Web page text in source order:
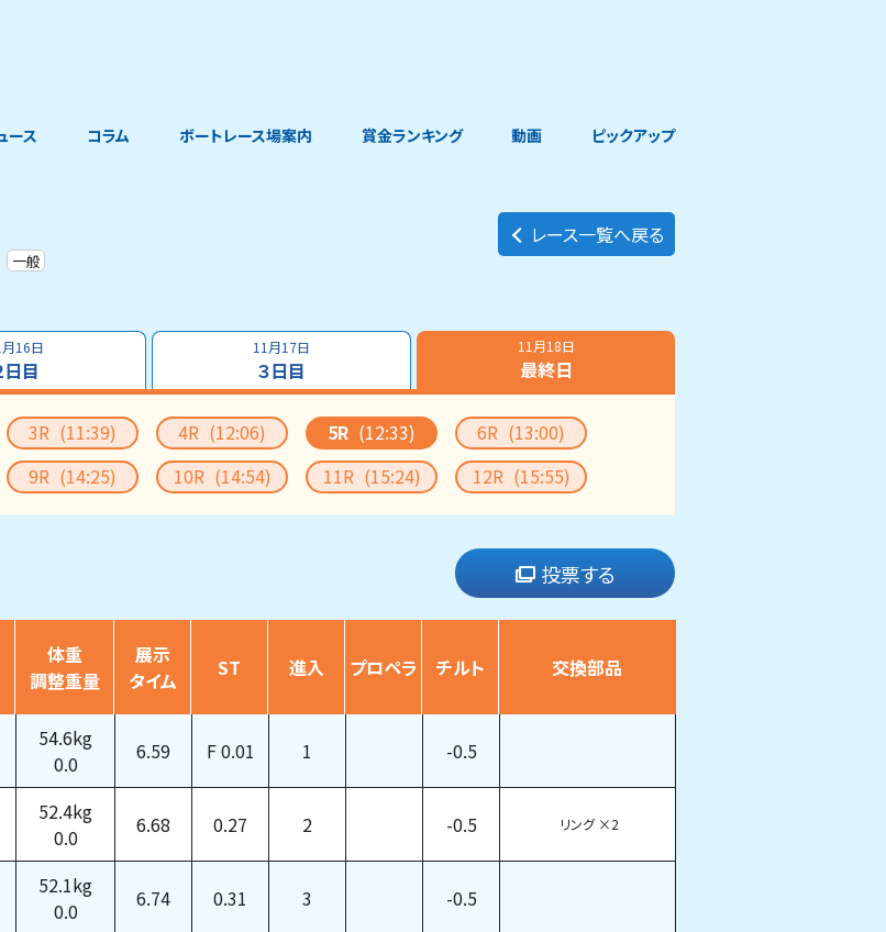
ース コラム ボートレース場案内 賞金ランキング 動画 ピックアップ
一般
レース一覧へ戻る
16日
日目
11月17日
３日目
11月18日
最終日
3R (11:39) 4R (12:06) 5R (12:33) 6R (13:00)
9R (14:25) 10R (14:54) 11R (15:24) 12R (15:55)
投票する
体重
調整重量
展示
タイム
ST 進入 プロペラ チルト 交換部品
54.6kg
0.0
6.59 F 0.01 1 -0.5
52.4kg
0.0
6.68 0.27 2 -0.5 リング ×2
52.1kg
0.0
6.74 0.31 3 -0.5